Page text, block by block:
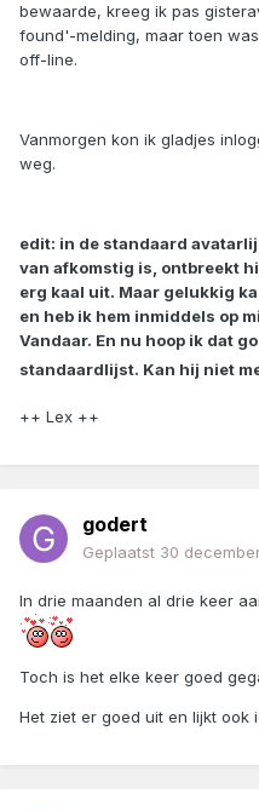
bewaarde, kreeg ik pas
found'-melding, maar toen
off-line.
Vanmorgen kon ik gladjes
weg.
edit: in de standaard
van afkomstig is, ontbreekt
erg kaal uit. Maar gelukkig
en heb ik hem inmiddels op
Vandaar. En nu hoop ik dat
standaardlijst. Kan hij niet
++ Lex ++
godert
Geplaatst 30
In drie maanden al drie keer
Toch is het elke keer goed
Het ziet er goed uit en lijkt ook